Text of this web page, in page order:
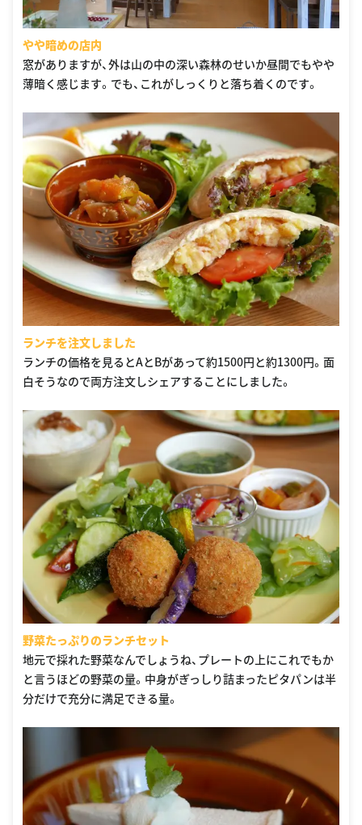
やや暗めの店内
窓がありますが、外は山の中の深い森林のせいか昼間でもやや
薄暗く感じます。でも、これがしっくりと落ち着くのです。
ランチを注文しました
ランチの価格を見るとAとBがあって約1500円と約1300円。面
白そうなので両方注文しシェアすることにしました。
野菜たっぷりのランチセット
地元で採れた野菜なんでしょうね、プレートの上にこれでもか
と言うほどの野菜の量。中身がぎっしり詰まったピタパンは半
分だけで充分に満足できる量。